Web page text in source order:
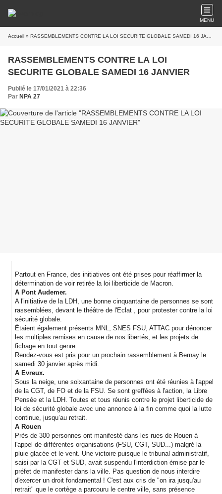
MENU
Accueil » RASSEMBLEMENTS CONTRE LA LOI SECURITE GLOBALE SAMEDI 16 JANVIER
RASSEMBLEMENTS CONTRE LA LOI
SECURITE GLOBALE SAMEDI 16 JANVIER
Publié le 17/01/2021 à 22:36
Par NPA 27
Partout en France, des initiatives ont été prises pour réaffirmer la
détermination de voir retirée la loi liberticide de Macron.
A Pont Audemer.
A l'initiative de la LDH, une bonne cinquantaine de personnes se sont
rassemblées, devant le théâtre de l'Eclat , pour protester contre la loi
sécurité globale.
Étaient également présents MNL, SNES FSU, ATTAC pour dénoncer
les multiples remises en cause de nos libertés, et les projets de
fichage en tout genre.
Rendez-vous est pris pour un prochain rassemblement à Bernay le
samedi 30 janvier après midi.
A Evreux.
Sous la neige, une soixantaine de personnes ont été réunies à l'appel
de la CGT, de FO et de la FSU. Se sont greffées à l'action, la Libre
Pensée et la LDH. Toutes et tous réunis contre le projet liberticide de
loi de sécurité globale avec une annonce à la fin comme quoi la lutte
continue, jusqu’au retrait.
A Rouen
Près de 300 personnes ont manifesté dans les rues de Rouen à
l'appel de différentes organisations (FSU, CGT, SUD...) malgré la
pluie glacée et le vent. Une victoire puisque le tribunal administratif,
saisi par la CGT et SUD, avait suspendu l'interdiction émise par le
préfet de manifester dans la ville. Pas question de nous interdire
d'exercer un droit fondamental ! C'est aux cris de "on ira jusqu'au
retrait" que le cortège a parcouru le centre ville, sans présence